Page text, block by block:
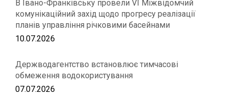
В Івано-Франківську провели VІ Міжвідомчий
комунікаційний захід щодо прогресу реалізації
планів управління річковими басейнами
10.07.2026
Держводагентство встановлює тимчасові
обмеження водокористування
07.07.2026